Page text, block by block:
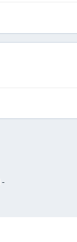
-